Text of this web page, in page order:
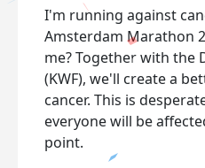
I'm running against
Amsterdam Marathon
me? Together with the
(KWF), we'll create a
cancer. This is
everyone will be
point.